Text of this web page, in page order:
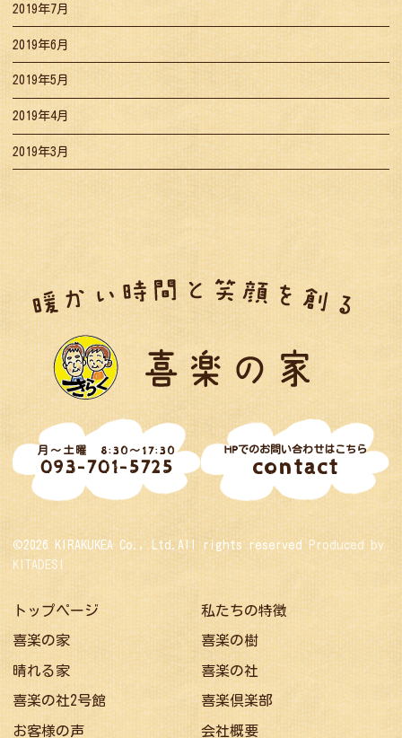
2019年7月
2019年6月
2019年5月
2019年4月
2019年3月
月～土曜 8:30～17:30
093-701-5725
HPでのお問い合わせはこちら
contact
©2026 KIRAKUKEA Co., Ltd.All rights reserved Produced by
KITADESI
トップページ 私たちの特徴
喜楽の家 喜楽の樹
晴れる家 喜楽の社
喜楽の社2号館 喜楽倶楽部
お客様の声 会社概要